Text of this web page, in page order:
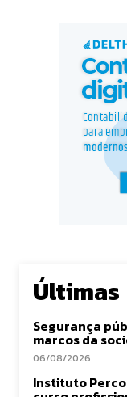
Últimas
Segurança
marcos da
06/08/2026
Instituto